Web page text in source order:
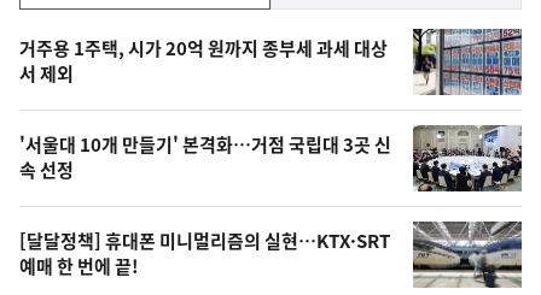
기,
최
신,
오
늘
의
영
상
인
기
뉴
스
거주용 1주택, 시가 20억 원까지 종부세 과세 대상
서 제외
'서울대 10개 만들기' 본격화…거점 국립대 3곳 신
속 선정
[달달정책] 휴대폰 미니멀리즘의 실현…KTX·SRT
예매 한 번에 끝!